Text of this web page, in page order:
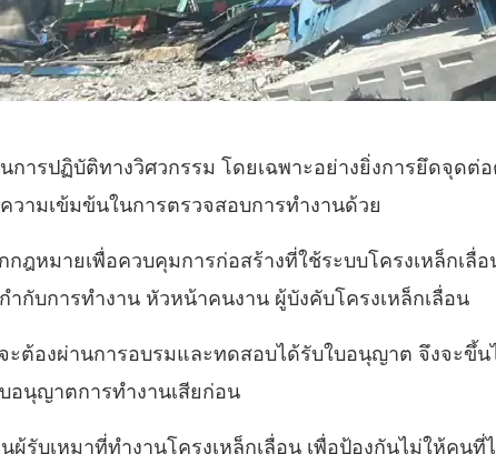
ารปฏิบัติทางวิศวกรรม โดยเฉพาะอย่างยิ่งการยึดจุดต่
ามเข้มข้นในการตรวจสอบการทำงานด้วย
ฎหมายเพื่อควบคุมการก่อสร้างที่ใช้ระบบโครงเหล็กเลื่
กับการทำงาน หัวหน้าคนงาน ผู้บังคับโครงเหล็กเลื่อน
ต้องผ่านการอบรมและทดสอบได้รับใบอนุญาต จึงจะขึ้
อนุญาตการทำงานเสียก่อน
ผู้รับเหมาที่ทำงานโครงเหล็กเลื่อน เพื่อป้องกันไม่ให้คน